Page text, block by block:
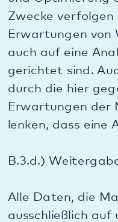
Karte. Durch die
Informationen über
(einschließlich Ihrer
gespeichert werden.
Google wird die
Informationen
übertragen, sofern
IP-Adresse mit
möglich, dass
Daten eine